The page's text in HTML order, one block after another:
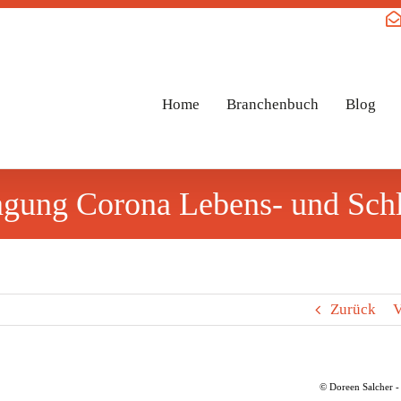
Home Branchenbuch Blog
Corona Lebens- und
Zurück
© Doreen Salcher